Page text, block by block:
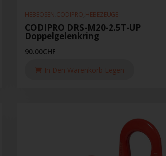
HEBEÖSEN,CODIPRO,HEBEZEUGE
CODIPRO DRS-M20-2.5T-UP
Doppelgelenkring
90.00CHF
In Den Warenkorb Legen